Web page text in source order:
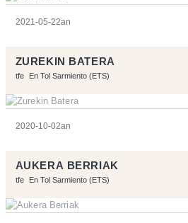
2021-05-22an
ZUREKIN BATERA
tfe En Tol Sarmiento (ETS)
2020-10-02an
AUKERA BERRIAK
tfe En Tol Sarmiento (ETS)